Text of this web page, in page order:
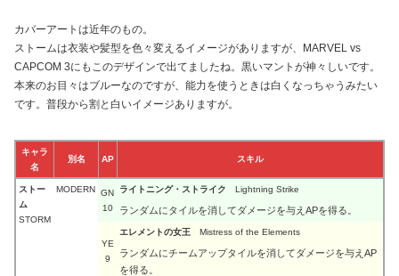
カバーアートは近年のもの。
ストームは衣装や髪型を色々変えるイメージがありますが、MARVEL vs
CAPCOM 3にもこのデザインで出てましたね。黒いマントが神々しいです。
本来のお目々はブルーなのですが、能力を使うときは白くなっちゃうみたい
です。普段から割と白いイメージありますが。
キャラ
名
別名 AP スキル
ストー
ム
STORM
MODERN GN
10
ライトニング・ストライク Lightning Strike
ランダムにタイルを消してダメージを与えAPを得る。
YE
9
エレメントの女王 Mistress of the Elements
ランダムにチームアップタイルを消してダメージを与えAP
を得る。